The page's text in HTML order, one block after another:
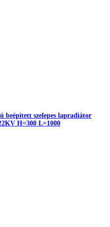
beépített szelepes lapradiátor
H=300 L=1000